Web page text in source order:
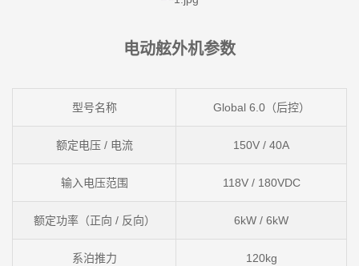
电动舷外机参数
型号名称 Global 6.0（后控）
额定电压 / 电流 150V / 40A
输入电压范围 118V / 180VDC
额定功率（正向 / 反向） 6kW / 6kW
系泊推力 120kg